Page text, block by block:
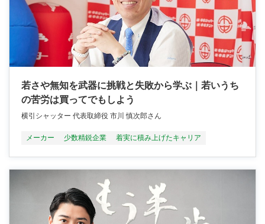
若さや無知を武器に挑戦と失敗から学ぶ｜若いうち
の苦労は買ってでもしよう
横引シャッター 代表取締役 市川 慎次郎さん
メーカー 少数精鋭企業 着実に積み上げたキャリア